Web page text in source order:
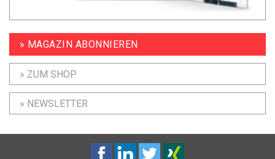
» MAGAZIN ABONNIEREN
» ZUM SHOP
» NEWSLETTER